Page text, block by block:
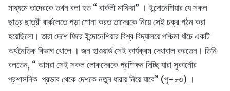
মাধ্যমে তাদেরকে তখন বলা হত “ বার্কলী মাফিয়া” । ইন্দোনেশিয়ার যে সকল
ছাত্র ছাত্রী বার্কলেতে পড়া শোনা করত তাদেরকে নিয়ে সেই চক্র গঠন করা
হয়েছিলো। তারা দেশে ফিরে ইন্দোনেশিয়ার বিশ্ব বিদ্যালয়ে পশ্চিমা ধাঁচে একটি
অর্থনৈতিক বিভাগ খোলে । জন হাওয়ার্ড সেই কার্যক্রম দেখাবাল করতেন। তিনি
বলতেন, “ আমরা সেই সকল লোকদেরকে প্রশিক্ষন দিচ্ছি যারা সুকার্নোর
প্রশাসনিক প্রভাব থেকে দেশকে নতুন ধারায় নিয়ে যাবে” (পৃ-৮৩) ।